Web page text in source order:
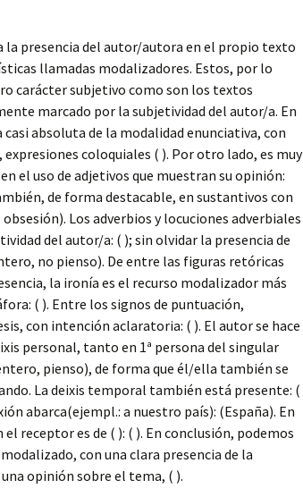
la presencia del autor/autora en el propio texto
llamadas modalizadores. Estos, por lo
carácter subjetivo como son los textos
marcado por la subjetividad del autor/a. En
absoluta de la modalidad enunciativa, con
coloquiales ( ). Por otro lado, es muy
el uso de adjetivos que muestran su opinión:
de forma destacable, en sustantivos con
Los adverbios y locuciones adverbiales
del autor/a: ( ); sin olvidar la presencia de
no pienso). De entre las figuras retóricas
la ironía es el recurso modalizador más
( ). Entre los signos de puntuación,
con intención aclaratoria: ( ). El autor se hace
personal, tanto en 1ª persona del singular
pienso), de forma que él/ella también se
La deixis temporal también está presente: (
abarca(ejempl.: a nuestro país): (España). En
receptor es de ( ): ( ). En conclusión, podemos
con una clara presencia de la
opinión sobre el tema, ( ).